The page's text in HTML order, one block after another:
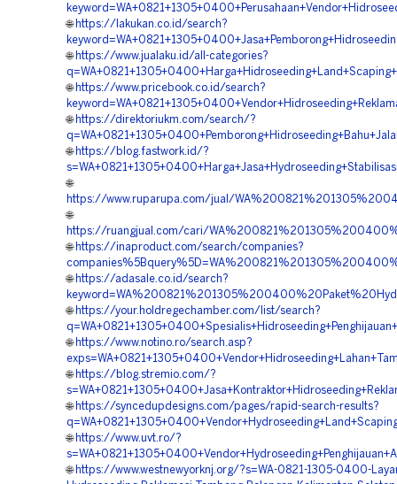
🌐 https://lakukan.co.id/search?
🌐 https://www.jualaku.id/all-categories?
🌐 https://www.pricebook.co.id/search?
🌐 https://direktoriukm.com/search/?
🌐 https://blog.fastwork.id/?
🌐
https://www.ruparupa.com/jual/
🌐
https://ruangjual.com/cari/
🌐 https://inaproduct.com/search/companies?
🌐 https://adasale.co.id/search?
🌐 https://your.holdregechamber.com/list/search?
🌐 https://www.notino.ro/search.asp?
🌐 https://blog.stremio.com/?
🌐 https://syncedupdesigns.com/pages/rapid-search-results?
🌐 https://www.uvt.ro/?
🌐 https://www.westnewyorknj.org/?s=WA-0821-1305-0400-